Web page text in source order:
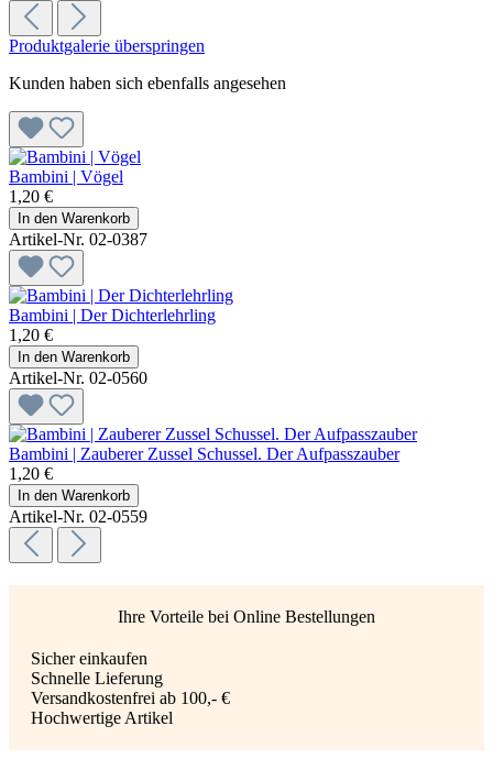
Produktgalerie überspringen
Kunden haben sich ebenfalls angesehen
Bambini | Vögel
1,20 €
In den Warenkorb
Artikel-Nr. 02-0387
Bambini | Der Dichterlehrling
1,20 €
In den Warenkorb
Artikel-Nr. 02-0560
Bambini | Zauberer Zussel Schussel. Der Aufpasszauber
1,20 €
In den Warenkorb
Artikel-Nr. 02-0559
Ihre Vorteile bei Online Bestellungen
Sicher einkaufen
Schnelle Lieferung
Versandkostenfrei ab 100,- €
Hochwertige Artikel